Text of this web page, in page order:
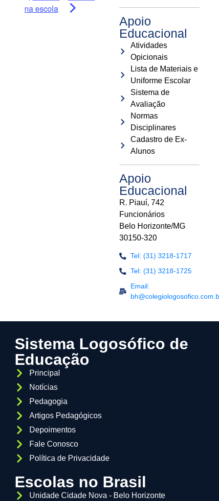
na escola
Apoio
Educacional
Atividades
Opicionais
Lista de Materiais e
Uniforme Escolar
Sistema de
Avaliação
Normas
Disciplinares
Cadastro de Ex-
Alunos
Apoio
Educacional
R. Piauí, 742
Funcionários
Belo Horizonte/MG
30150-320
Tel: (31) 3218-1717
Tel: (31) 3218-1725
Email:
Sistema Logosófico de
Educação
Principal
Notícias
Pedagogia
Artigos Pedagógicos
Depoimentos
Fale Conosco
Política de Privacidade
Escolas no Brasil
Unidade Cidade Nova - Belo Horizonte